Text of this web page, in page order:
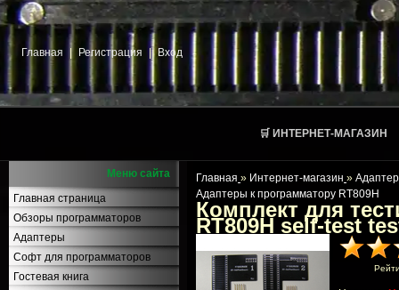
Главная Регистрация | Вход
🛒 ИНТЕРНЕТ-МАГАЗИН
Меню сайта
Главная страница
Обзоры программаторов
Адаптеры
Софт для программаторов
Гостевая книга
Главная » Интернет-магазин »
Адаптеры к программатору RT809H
Комплект для
RT809H self-test